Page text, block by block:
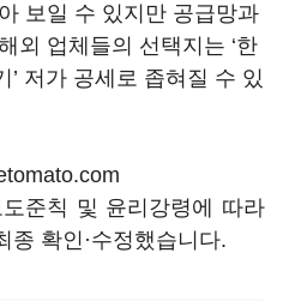
보일 수 있지만 공급망과
외 업체들의 선택지는 ‘한
’ 저가 공세로 좁혀질 수 있
준칙 및 윤리강령에 따라
종 확인·수정했습니다.